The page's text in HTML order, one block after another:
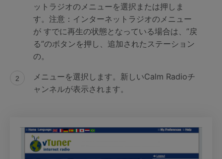
ットラジオのメニューを選択または押しま
す。注意：インターネットラジオのメニュー
が すでに再生の状態となっている場合は、”戻
る”のボタンを押し、追加されたステーション
の。
メニューを選択します。新しいCalm Radioチ
ャンネルが表示されます。